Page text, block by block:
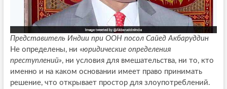
Представитель Индии при ООН посол Сайед Акбаруддин
Не определены, ни «юридические определения
преступлений», ни условия для вмешательства, ни то, кто
именно и на каком основании имеет право принимать
решение, что открывает простор для злоупотреблений.